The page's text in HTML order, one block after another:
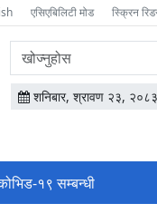
एसिएबिलिटी मोड स्क्रिन
वेबसाइटमा
सामग्री
खोज्नुहोस
शनिबार, श्रावण २३, २०८३
१९ सम्बन्धी